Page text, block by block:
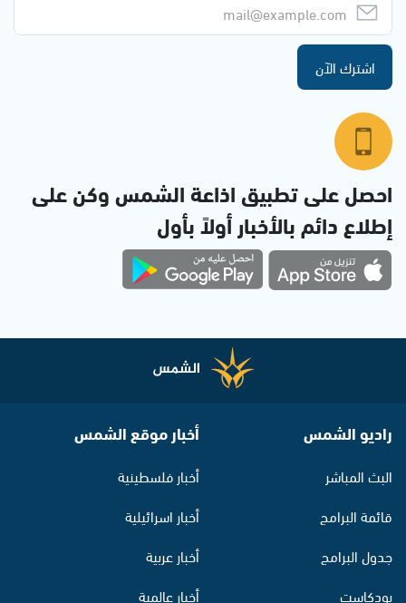
اشترك الآن
احصل على تطبيق اذاعة الشمس وكن على
إطلاع دائم بالأخبار أولاً بأول
راديو الشمس
البث المباشر
قائمة البرامج
جدول البرامج
بودكاست
أخبار موقع الشمس
أخبار فلسطينية
أخبار اسرائيلية
أخبار عربية
أخبار عالمية